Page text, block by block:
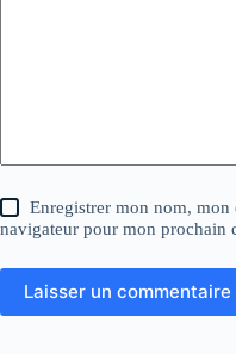
Enregistrer mon nom, mon
navigateur pour mon prochain
Laisser un commentaire